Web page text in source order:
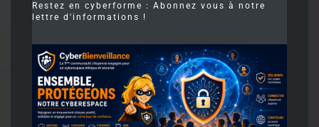
actualités cyberbienveillance
CYBERMOIS
Cybersécurité
Restez en cyberforme : Abonnez vous à notre
lettre d'informations !